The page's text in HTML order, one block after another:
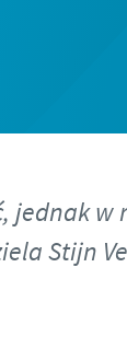
jednak
Stijn